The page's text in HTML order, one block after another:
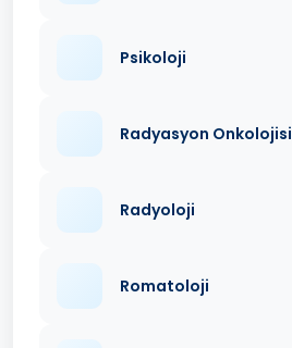
Psikoloji
Radyasyon Onkolojisi
Radyoloji
Romatoloji